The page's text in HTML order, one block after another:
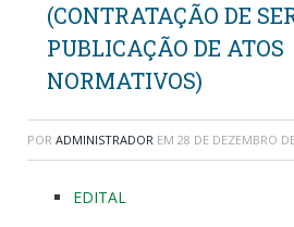
(CONTRATAÇÃO DE
PUBLICAÇÃO DE ATOS
NORMATIVOS)
POR ADMINISTRADOR EM 28 DE DEZEMBRO
EDITAL